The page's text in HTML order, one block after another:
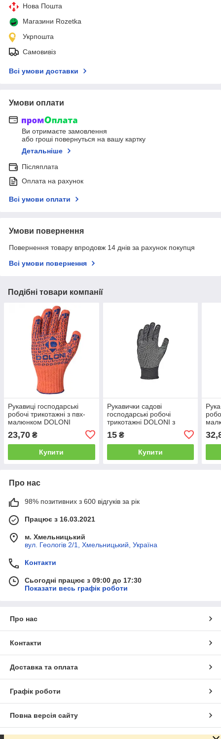
Нова Пошта
Магазини Rozetka
Укрпошта
Самовивіз
Всі умови доставки
Умови оплати
Ви отримаєте замовлення
або гроші повернуться на вашу картку
Детальніше
Післяплата
Оплата на рахунок
Всі умови оплати
Умови повернення
Повернення товару впродовж 14 днів за рахунок покупця
Всі умови повернення
Подібні товари компанії
Рукавиці господарські
робочі трикотажні з пвх-
малюнком DOLONI
Жовтогарячий 10 клас 10
(XL)(526)
23,70 ₴
Купити
Рукавички садові
господарські робочі
трикотажні DOLONI з
точковим малюнком, чорні
13 клас 10 (XL) (4410)
15₴
Купити
Про нас
98% позитивних з 600 відгуків за рік
Працює з 16.03.2021
м. Хмельницький
вул. Геологів 2/1, Хмельницький, Україна
Контакти
Сьогодні працює з 09:00 до 17:30
Показати весь графік роботи
Про нас
Контакти
Доставка та оплата
Графік роботи
Повна версія сайту